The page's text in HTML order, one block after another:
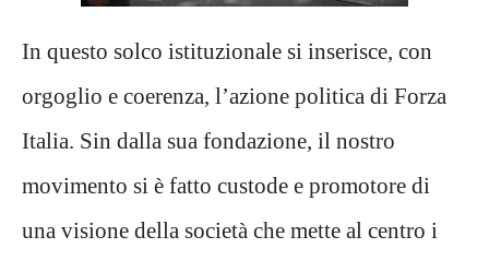
​In questo solco istituzionale si inserisce, con
orgoglio e coerenza, l’azione politica di Forza
Italia. Sin dalla sua fondazione, il nostro
movimento si è fatto custode e promotore di
una visione della società che mette al centro i